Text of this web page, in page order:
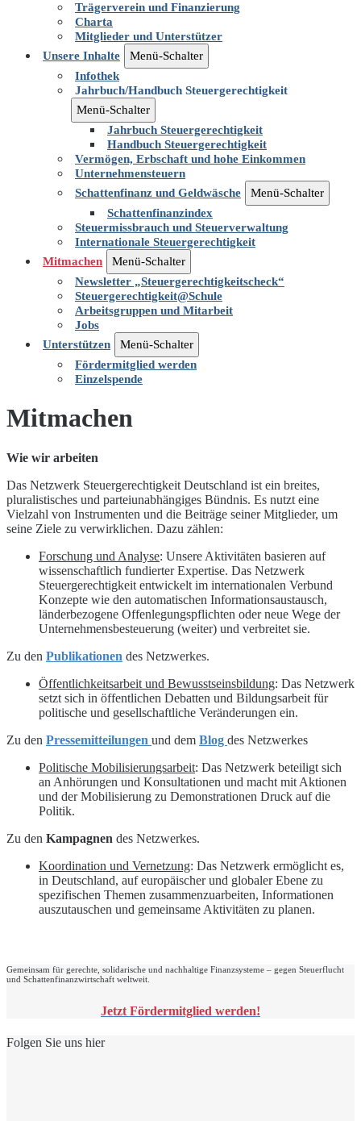
Trägerverein und Finanzierung
Charta
Mitglieder und Unterstützer
Unsere Inhalte
Menü-Schalter
Infothek
Jahrbuch/Handbuch Steuergerechtigkeit
Menü-Schalter
Jahrbuch Steuergerechtigkeit
Handbuch Steuergerechtigkeit
Vermögen, Erbschaft und hohe Einkommen
Unternehmensteuern
Schattenfinanz und Geldwäsche
Menü-Schalter
Schattenfinanzindex
Steuermissbrauch und Steuerverwaltung
Internationale Steuergerechtigkeit
Mitmachen
Menü-Schalter
Newsletter „Steuergerechtigkeitscheck“
Steuergerechtigkeit@Schule
Arbeitsgruppen und Mitarbeit
Jobs
Unterstützen
Menü-Schalter
Fördermitglied werden
Einzelspende
Mitmachen
Wie wir arbeiten
Das Netzwerk Steuergerechtigkeit Deutschland ist ein breites,
pluralistisches und parteiunabhängiges Bündnis. Es nutzt eine
Vielzahl von Instrumenten und die Beiträge seiner Mitglieder, um
seine Ziele zu verwirklichen. Dazu zählen:
Forschung und Analyse: Unsere Aktivitäten basieren auf
wissenschaftlich fundierter Expertise. Das Netzwerk
Steuergerechtigkeit entwickelt im internationalen Verbund
Konzepte wie den automatischen Informationsaustausch,
länderbezogene Offenlegungspflichten oder neue Wege der
Unternehmensbesteuerung (weiter) und verbreitet sie.
Zu den Publikationen des Netzwerkes.
Öffentlichkeitsarbeit und Bewusstseinsbildung: Das Netzwerk
setzt sich in öffentlichen Debatten und Bildungsarbeit für
politische und gesellschaftliche Veränderungen ein.
Zu den Pressemitteilungen und dem Blog des Netzwerkes
Politische Mobilisierungsarbeit: Das Netzwerk beteiligt sich
an Anhörungen und Konsultationen und macht mit Aktionen
und der Mobilisierung zu Demonstrationen Druck auf die
Politik.
Zu den Kampagnen des Netzwerkes.
Koordination und Vernetzung: Das Netzwerk ermöglicht es,
in Deutschland, auf europäischer und globaler Ebene zu
spezifischen Themen zusammenzuarbeiten, Informationen
auszutauschen und gemeinsame Aktivitäten zu planen.
Gemeinsam für gerechte, solidarische und nachhaltige Finanzsysteme – gegen Steuerflucht
und Schattenfinanzwirtschaft weltweit.
Jetzt Fördermitglied werden!
Folgen Sie uns hier